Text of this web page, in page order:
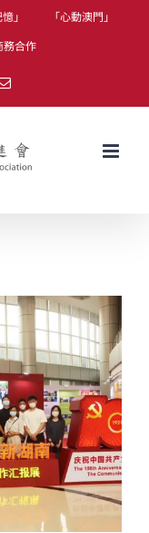
」
「心動澳門」
務合作
Email